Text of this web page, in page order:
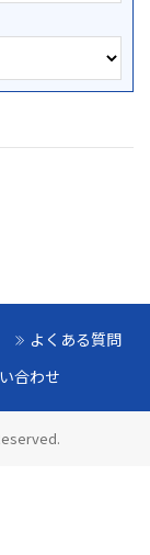
よくある質問
合わせ